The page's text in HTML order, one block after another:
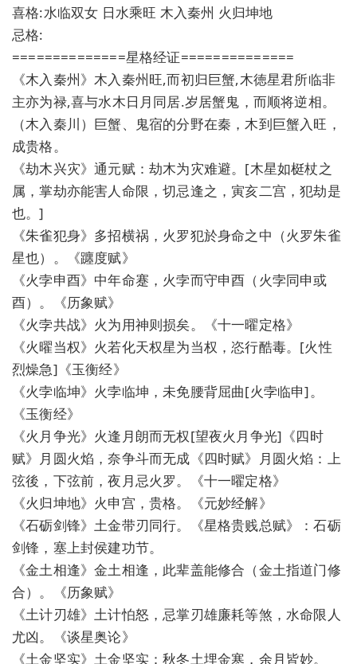
喜格:水临双女 日水乘旺 木入秦州 火归坤地
忌格:
==============星格经证==============
《木入秦州》木入秦州旺,而初归巨蟹,木徳星君所临非
主亦为禄,喜与水木日月同居.岁居蟹鬼，而顺将逆相。
（木入秦川）巨蟹、鬼宿的分野在秦，木到巨蟹入旺，
成贵格。
《劫木兴灾》通元赋：劫木为灾难避。[木星如梃杖之
属，掌劫亦能害人命限，切忌逢之，寅亥二宫，犯劫是
也。]
《朱雀犯身》多招横祸，火罗犯於身命之中（火罗朱雀
星也）。《躔度赋》
《火孛申酉》中年命蹇，火孛而守申酉（火孛同申或
酉）。《历象赋》
《火孛共战》火为用神则损矣。《十一曜定格》
《火曜当权》火若化天权星为当权，恣行酷毒。[火性
烈燥急]《玉衡经》
《火孛临坤》火孛临坤，未免腰背屈曲[火孛临申]。
《玉衡经》
《火月争光》火逢月朗而无权[望夜火月争光]《四时
赋》月圆火焰，奈争斗而无成《四时赋》月圆火焰：上
弦後，下弦前，夜月忌火罗。《十一曜定格》
《火归坤地》火申宫，贵格。《元妙经解》
《石砺剑锋》土金带刃同行。《星格贵贱总赋》：石砺
剑锋，塞上封侯建功节。
《金土相逢》金土相逢，此辈盖能修合（金土指道门修
合）。《历象赋》
《土计刃雄》土计怕怒，忌掌刃雄廉耗等煞，水命限人
尤凶。《谈星奥论》
《土金坚实》土金坚实：秋冬土埋金寒，余月皆妙。